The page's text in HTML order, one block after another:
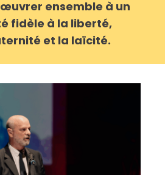
ensemble à un
fidèle à la liberté,
et la laïcité.